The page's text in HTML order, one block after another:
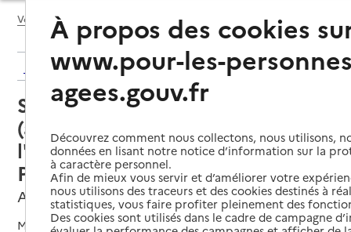
Voir le fil d’Ariane
Retour aux résultats de l'annuaire
Service autonomie à domicile
(aide et soins) – Services de
l'Association Office Intercom
Personnes âgées
Annœullin, NORD
Mis à jour le29/07/2026
À propos des cookies
www.pour-les-
agees.gouv.fr
Découvrez comment nous collectons, nous utilisons,
données en lisant notre notice d’information sur la
à caractère personnel.
Afin de mieux vous servir et d’améliorer votre
nous utilisons des traceurs et des cookies destinés à
statistiques, vous faire profiter pleinement des
Des cookies sont utilisés dans le cadre de campagne